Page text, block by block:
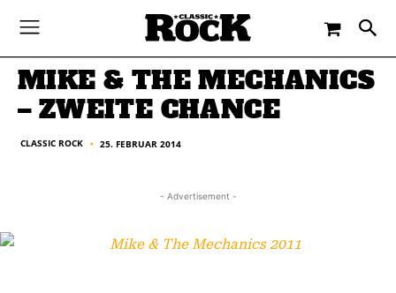
CLASSIC ROCK - 25. FEBRUAR 2014
MIKE & THE MECHANICS
– ZWEITE CHANCE
CLASSIC ROCK ■ 25. FEBRUAR 2014
- Advertisement -